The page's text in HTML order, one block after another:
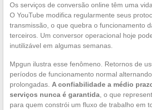
Os serviços de conversão online têm uma
O YouTube modifica regularmente seus
transmissão, o que quebra o funcionamento
terceiros. Um conversor operacional hoje
inutilizável em algumas semanas.
Mpgun ilustra esse fenômeno. Retornos de
períodos de funcionamento normal
prolongadas. A confiabilidade a médio
serviços nunca é garantida, o que
para quem constrói um fluxo de trabalho em